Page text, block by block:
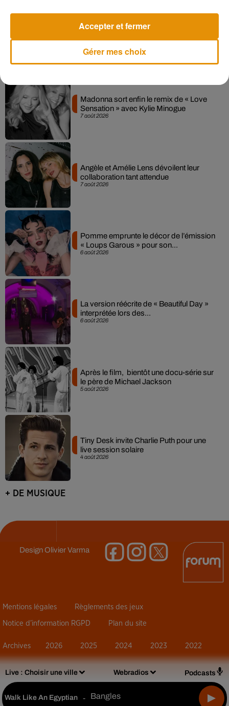
Live : Choisir une ville Webradios Podcasts
Walk Like An Egyptian - Bangles
(Avec AFP)
Musique
7 août 2026
Madonna sort enfin le remix de « Love
Sensation » avec Kylie Minogue
7 août 2026
Angèle et Amélie Lens dévoilent leur
collaboration tant attendue
6 août 2026
Pomme emprunte le décor de l’émission
« Loups Garous » pour son...
6 août 2026
La version réécrite de « Beautiful Day »
interprétée lors des...
5 août 2026
Après le film, bientôt une docu-série sur
le père de Michael Jackson
4 août 2026
Tiny Desk invite Charlie Puth pour une
live session solaire
+ DE MUSIQUE
DesignOlivier Varma
Mentions légales Règlements des jeux
Notice d’information RGPD Plan du site
Archives 2026 2025 2024 2023 2022
Gérer mes choix
Accepter et fermer